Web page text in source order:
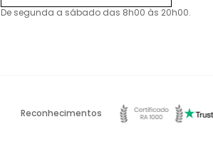
De segunda a sábado das 8h00 às 20h00.
Reconhecimentos